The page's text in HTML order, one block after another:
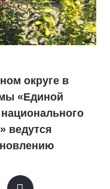
округе в
«Единой
ведутся